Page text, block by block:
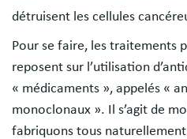
détruisent les cellules
Pour se faire, les traitements
reposent sur l’utilisation
« médicaments », appelés «
monoclonaux ». Il s’agit de
fabriquons tous